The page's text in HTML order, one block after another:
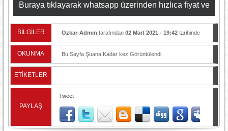
Buraya tıklayarak whatsapp üzerinden hızlıca fiyat ve
stok bilgisi alabilirsiniz
BİLGİLER Ozkar-Admin tarafından 02 Mart 2021 - 19:42tarihinde
OKUNMA Bu Sayfa Şuana Kadar kez Görüntülendi.
ETİKETLER
PAYLAŞ
Tweet